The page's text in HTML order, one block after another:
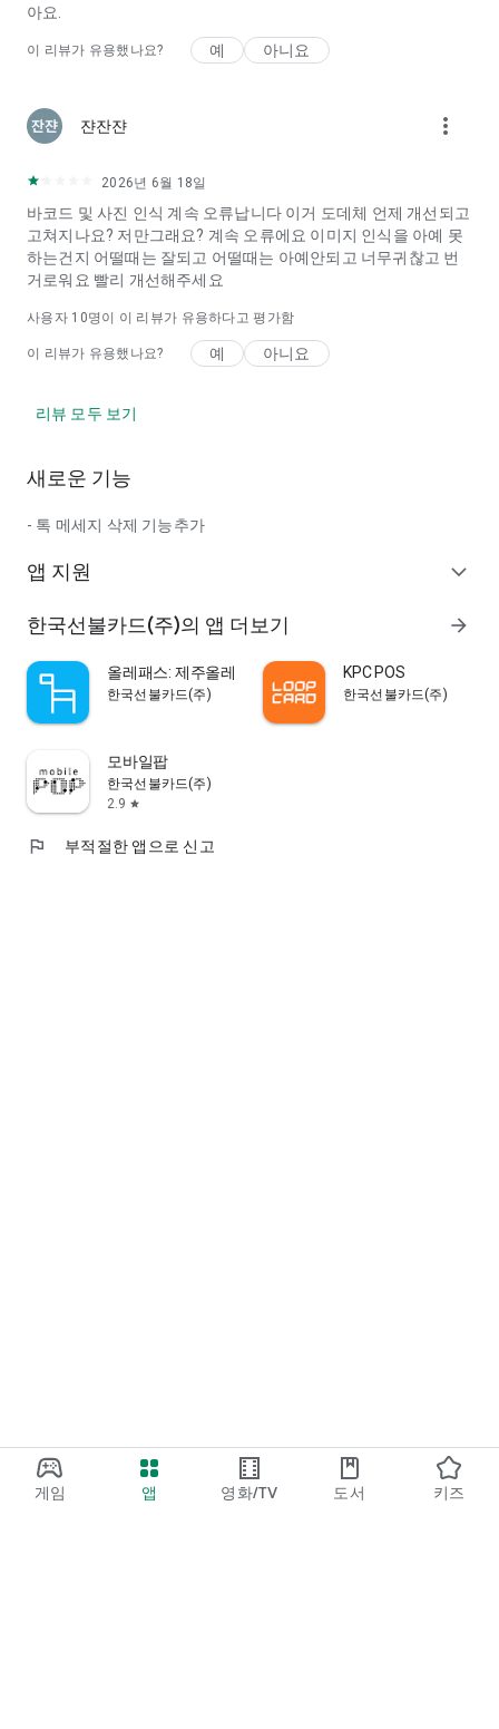
게임 앱 영화/TV 도서 키즈
아요.
이 리뷰가 유용했나요? 예 아니요
쟌잔쟌 more_vert
2026년 6월 18일
바코드 및 사진 인식 계속 오류납니다 이거 도데체 언제 개선되고
고쳐지나요? 저만그래요? 계속 오류에요 이미지 인식을 아예 못
하는건지 어떨때는 잘되고 어떨때는 아예안되고 너무귀찮고 번
거로워요 빨리 개선해주세요
사용자 10명이 이 리뷰가 유용하다고 평가함
이 리뷰가 유용했나요? 예 아니요
리뷰 모두 보기
새로운 기능
- 톡 메세지 삭제 기능추가
앱 지원 expand_more
한국선불카드(주)의 앱 더보기 arrow_forward
올레패스: 제주올레 공식앱, 올레길
한국선불카드(주)
KPC POS
한국선불카드(주)
모바일팝
한국선불카드(주)
2.9 star
flag 부적절한 앱으로 신고